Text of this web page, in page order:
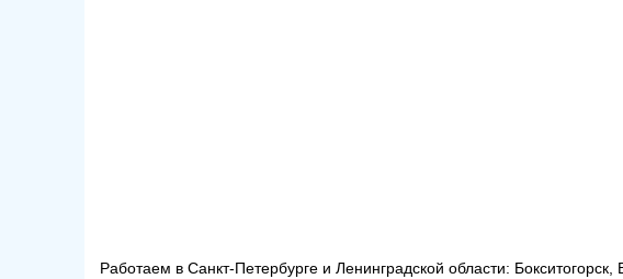
Работаем в Санкт-Петербурге и Ленинградской области: